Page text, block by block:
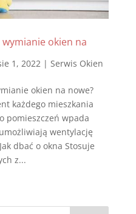
okien na
1, 2022| Serwis Okien
okien na nowe?
każdego mieszkania
pomieszczeń wpada
wentylację
dbać o okna Stosuje
z...